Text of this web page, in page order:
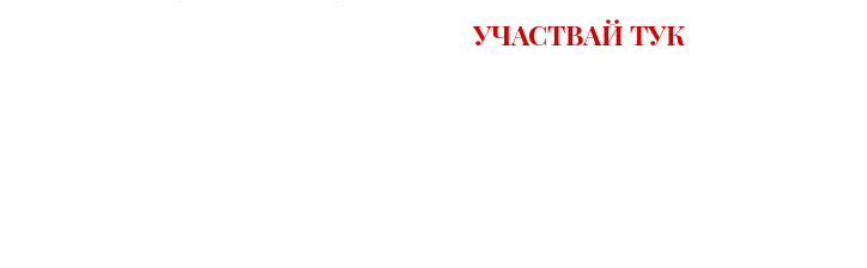
УЧАСТВАЙ ТУК